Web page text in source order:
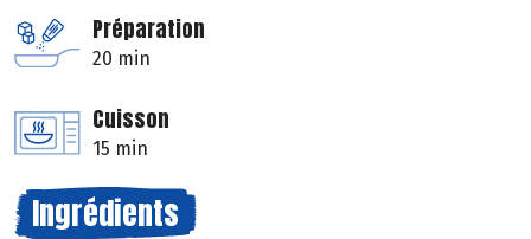
Préparation
20 min
Cuisson
15 min
Ingrédients